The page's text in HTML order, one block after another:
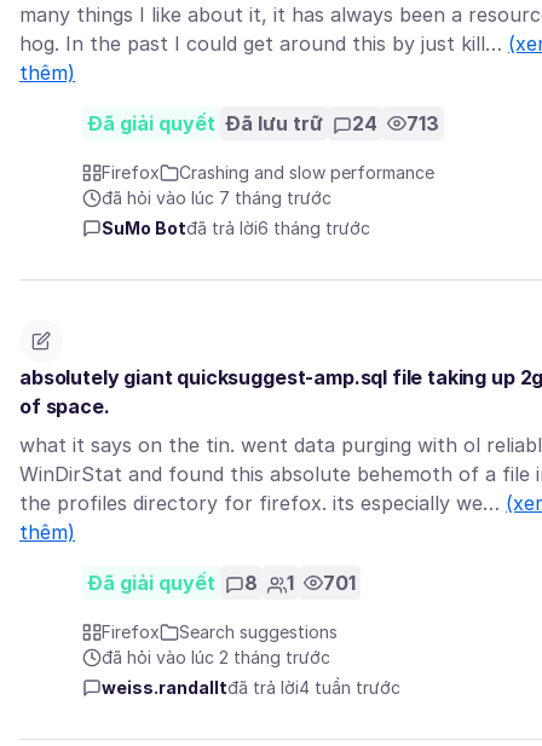
many things I like about it, it has always been a
hog. In the past I could get around this by just kill…
thêm)
Đã giải quyết Đã lưu trữ 24 713
Firefox
Crashing and slow performance
đã hỏi vào lúc 7 tháng trước
SuMo Botđã trả lời6 tháng trước
absolutely giant quicksuggest-amp.sql file taking up
of space.
what it says on the tin. went data purging with ol
WinDirStat and found this absolute behemoth of a file
the profiles directory for firefox. its especially we…
thêm)
Đã giải quyết 8 1 701
Firefox
Search suggestions
đã hỏi vào lúc 2 tháng trước
weiss.randalltđã trả lời4 tuần trước